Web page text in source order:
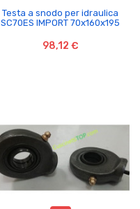
Testa a snodo per idraulica
SC70ES IMPORT 70x160x195
98,12 €